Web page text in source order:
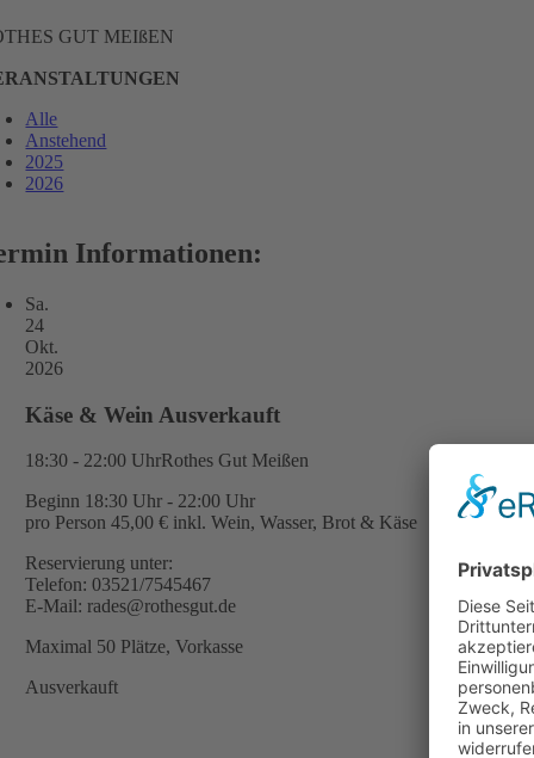
GUT MEIßEN
Alle
Anstehend
2025
2026
Informationen:
Sa.
24
Okt.
2026
Käse & Wein Ausverkauft
18:30 - 22:00 UhrRothes Gut Meißen
Beginn 18:30 Uhr - 22:00 Uhr
pro Person 45,00 € inkl. Wein, Wasser, Brot & Käse
Reservierung unter:
Telefon: 03521/7545467
E-Mail: rades@rothesgut.de
Maximal 50 Plätze, Vorkasse
Ausverkauft